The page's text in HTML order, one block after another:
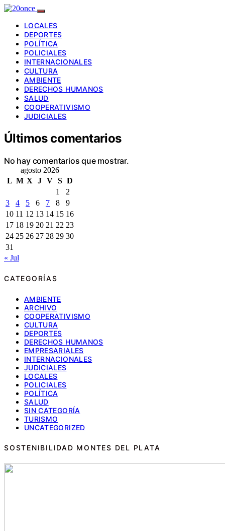
LOCALES
DEPORTES
POLÍTICA
POLICIALES
INTERNACIONALES
CULTURA
AMBIENTE
DERECHOS HUMANOS
SALUD
COOPERATIVISMO
JUDICIALES
Últimos comentarios
No hay comentarios que mostrar.
agosto 2026
L M X J V S D
1
2
3
4 5 6 7 8
9
10 11 12 13 14 15 16
17 18 19 20 21 22 23
24 25 26 27 28 29 30
31
« Jul
CATEGORÍAS
AMBIENTE
ARCHIVO
COOPERATIVISMO
CULTURA
DEPORTES
DERECHOS HUMANOS
EMPRESARIALES
INTERNACIONALES
JUDICIALES
LOCALES
POLICIALES
POLÍTICA
SALUD
SIN CATEGORÍA
TURISMO
UNCATEGORIZED
SOSTENIBILIDAD MONTES DEL PLATA